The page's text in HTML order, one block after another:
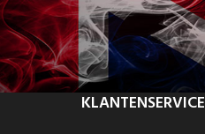
KLANTENSERVICE